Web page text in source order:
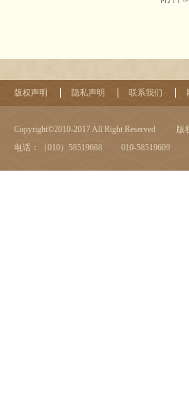
版权声明 隐私声明 联系我们
Copyright©2010-2017 All Right Reserved 版
电话：（010）58519688 010-58519609